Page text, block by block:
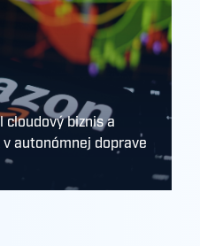
cloudový biznis a
autonómnej doprave